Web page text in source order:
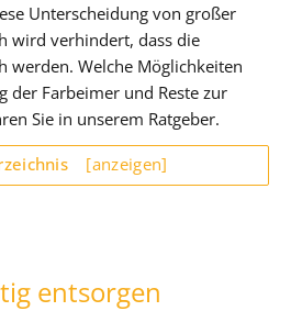
Unterscheidung von großer
wird verhindert, dass die
werden. Welche Möglichkeiten
der Farbeimer und Reste zur
Sie in unserem Ratgeber.
[anzeigen]
entsorgen